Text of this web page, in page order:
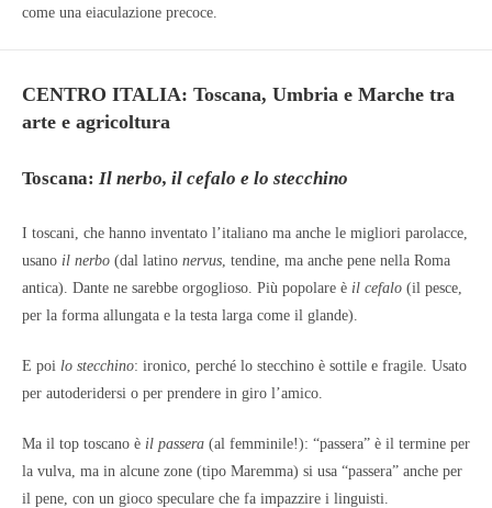
come una eiaculazione precoce.
CENTRO ITALIA: Toscana, Umbria e Marche tra
arte e agricoltura
Toscana: Il nerbo, il cefalo e lo stecchino
I toscani, che hanno inventato l’italiano ma anche le migliori parolacce,
usano il nerbo (dal latino nervus , tendine, ma anche pene nella Roma
antica). Dante ne sarebbe orgoglioso. Più popolare è il cefalo (il pesce,
per la forma allungata e la testa larga come il glande).
E poi lo stecchino: ironico, perché lo stecchino è sottile e fragile. Usato
per autoderidersi o per prendere in giro l’amico.
Ma il top toscano è il passera (al femminile!): “passera” è il termine per
la vulva, ma in alcune zone (tipo Maremma) si usa “passera” anche per
il pene, con un gioco speculare che fa impazzire i linguisti.